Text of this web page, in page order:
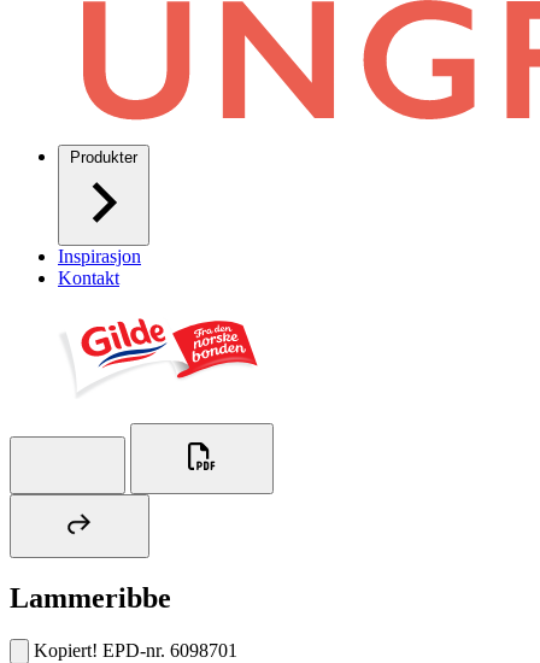
Produkter
Inspirasjon
Kontakt
Lammeribbe
Kopiert! EPD-nr. 6098701